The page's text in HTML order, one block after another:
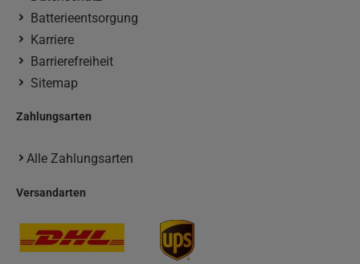
Batterieentsorgung
Karriere
Barrierefreiheit
Sitemap
Zahlungsarten
Alle Zahlungsarten
Versandarten